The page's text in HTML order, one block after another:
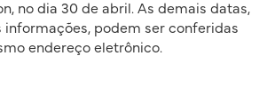
no dia 30 de abril. As demais datas,
informações, podem ser conferidas
endereço eletrônico.